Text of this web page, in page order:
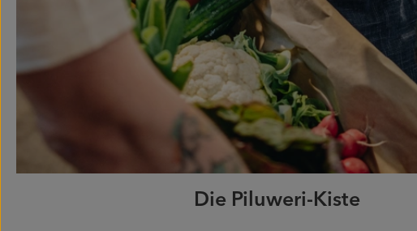
Die Piluweri-Kiste